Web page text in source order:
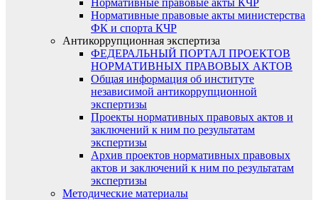
Нормативные правовые акты КЧР
Нормативные правовые акты министерства
ФК и спорта КЧР
Антикоррупционная экспертиза
ФЕДЕРАЛЬНЫЙ ПОРТАЛ ПРОЕКТОВ
НОРМАТИВНЫХ ПРАВОВЫХ АКТОВ
Общая информация об институте
независимой антикоррупционной
экспертизы
Проекты нормативных правовых актов и
заключений к ним по результатам
экспертизы
Архив проектов нормативных правовых
актов и заключений к ним по результатам
экспертизы
Методические материалы